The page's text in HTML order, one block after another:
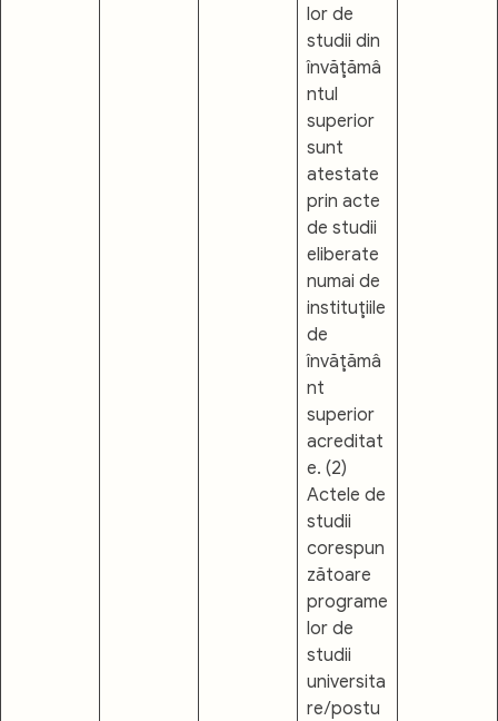
lor de
studii din
învăţămâ
ntul
superior
sunt
atestate
prin acte
de studii
eliberate
numai de
instituţiile
de
învăţămâ
nt
superior
acreditat
e. (2)
Actele de
studii
corespun
zătoare
programe
lor de
studii
universita
re/postu